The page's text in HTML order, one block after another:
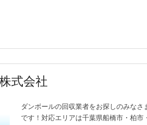
式会社
ダンボールの回収業者をお探しのみな
です！対応エリアは千葉県船橋市・柏